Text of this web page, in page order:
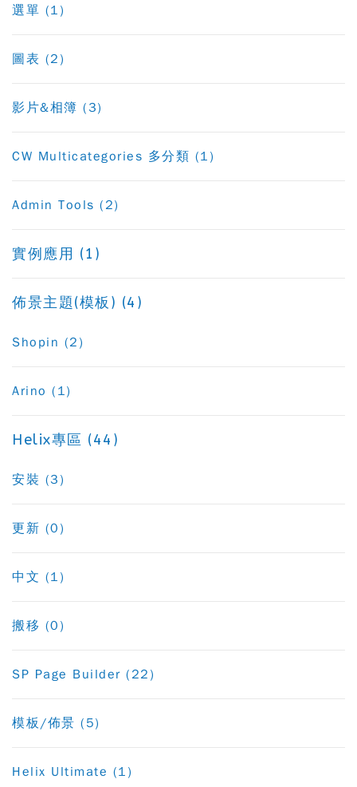
選單 (1)
圖表 (2)
影片&相簿 (3)
CW Multicategories 多分類 (1)
Admin Tools (2)
實例應用 (1)
佈景主題(模板) (4)
Shopin (2)
Arino (1)
Helix專區 (44)
安裝 (3)
更新 (0)
中文 (1)
搬移 (0)
SP Page Builder (22)
模板/佈景 (5)
Helix Ultimate (1)